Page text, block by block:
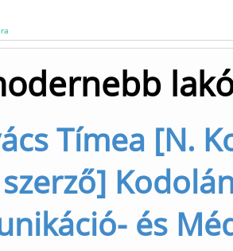
Tímea [N.
és